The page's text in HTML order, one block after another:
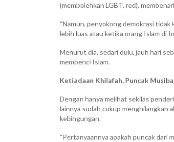
(membolehkan LGBT, red),
“Namun, penyokong demokrasi
lebih luas atau ketika orang Islam di
Menurut dia, sedari dulu, jauh hari
membenci Islam.
Ketiadaan Khilafah, Puncak
Dengan hanya melihat sekilas
lainnya sudah cukup menghilangkan
kebingungan.
“Pertanyaannya apakah puncak dari